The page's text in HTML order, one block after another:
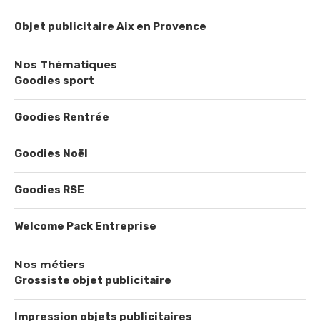
Objet publicitaire Aix en Provence
Nos Thématiques
Goodies sport
Goodies Rentrée
Goodies Noël
Goodies RSE
Welcome Pack Entreprise
Nos métiers
Grossiste objet publicitaire
Impression objets publicitaires